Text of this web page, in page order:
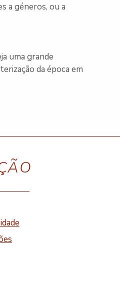
a géneros, ou a
uma grande
da época em